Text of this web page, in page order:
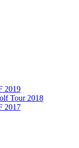
2019
Tour 2018
2017